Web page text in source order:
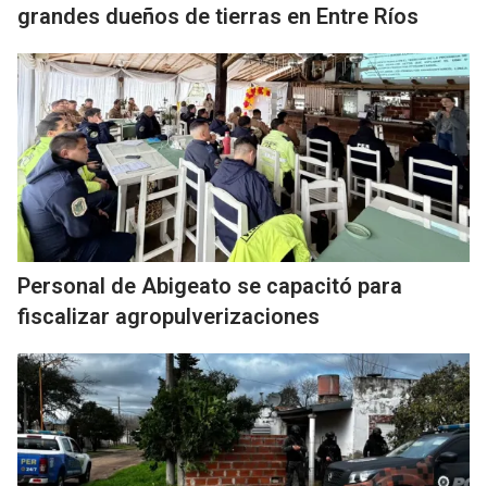
grandes dueños de tierras en Entre Ríos
Personal de Abigeato se capacitó para
fiscalizar agropulverizaciones